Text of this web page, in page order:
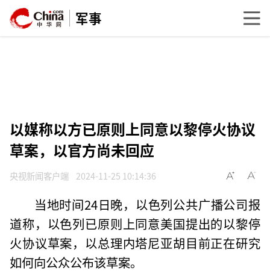
军事
以媒称以方已原则上同意以黎停火协议
草案，以官方尚未回应
央视新闻客户端 2024-11-25 10:14:36
当地时间24日晚，以色列公共广播公司报
道称，以色列已原则上同意美国提出的以黎停
火协议草案，以总理内塔尼亚胡目前正在研究
如何向公众公布该草案。